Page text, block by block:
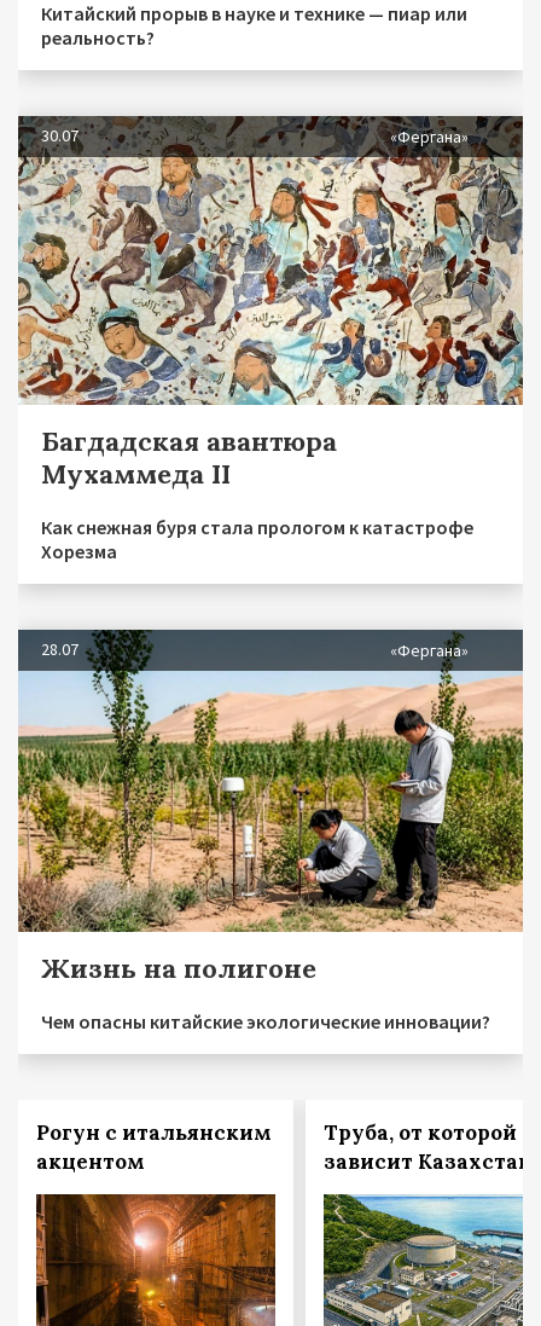
Китайский прорыв в науке и технике — пиар или
реальность?
30.07 «Фергана»
Багдадская авантюра
Мухаммеда II
Как снежная буря стала прологом к катастрофе
Хорезма
28.07 «Фергана»
Жизнь на полигоне
Чем опасны китайские экологические инновации?
Рогун с итальянским
акцентом
Труба, от которой
зависит Казахстан